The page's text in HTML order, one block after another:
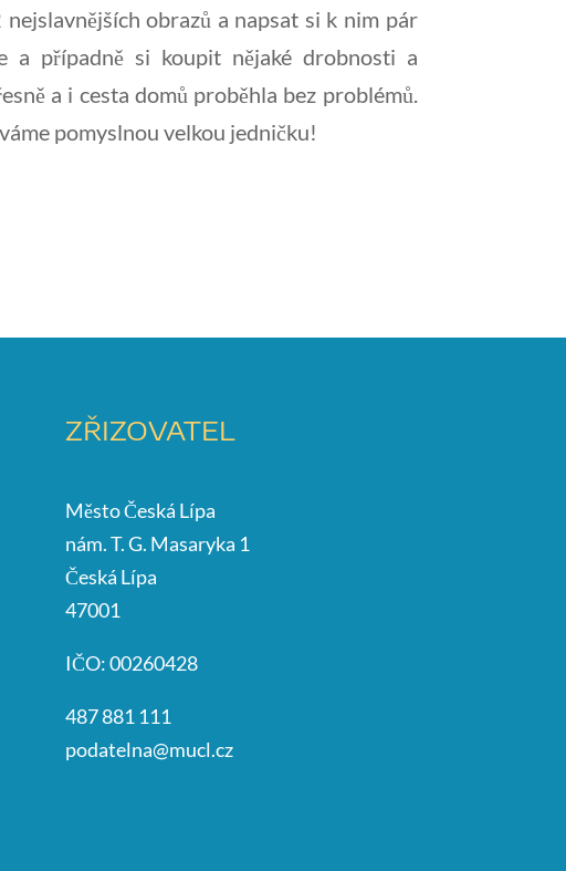
obrazů a napsat si k nim pár
a případně si koupit nějaké drobnosti a
a i cesta domů proběhla bez problémů.
pomyslnou velkou jedničku!
ZŘIZOVATEL
Město Česká Lípa
nám. T. G. Masaryka 1
Česká Lípa
47001
IČO: 00260428
487 881 111
podatelna@mucl.cz